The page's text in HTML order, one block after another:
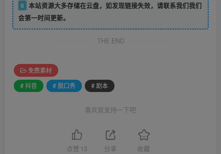
6 本站资源大多存储在云盘，如发现链接失效，请联系我们我们
会第一时间更新。
THE END
免费素材
# 抖音
# 脱口秀 # 剧本
喜欢就支持一下吧
点赞 13 分享 收藏